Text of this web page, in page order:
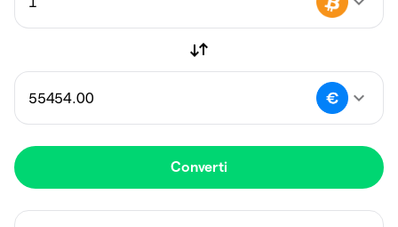
Converti